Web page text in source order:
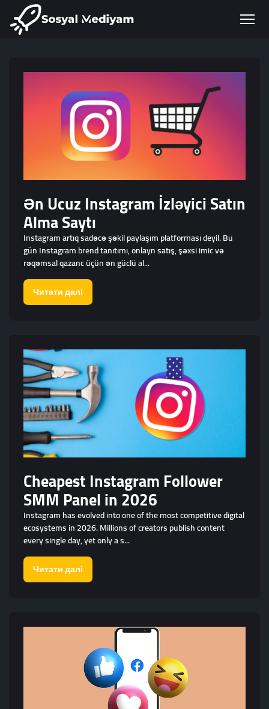
Ən Ucuz Instagram İzləyici Satın
Alma Saytı
Instagram artıq sadəcə şəkil paylaşım platforması deyil. Bu
gün Instagram brend tanıtımı, onlayn satış, şəxsi imic və
rəqəmsal qazanc üçün ən güclü al...
Читати далі
Cheapest Instagram Follower
SMM Panel in 2026
Instagram has evolved into one of the most competitive digital
ecosystems in 2026. Millions of creators publish content
every single day, yet only a s...
Читати далі